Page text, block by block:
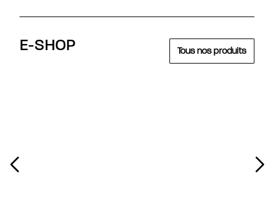
E-SHOP Tous nos produits